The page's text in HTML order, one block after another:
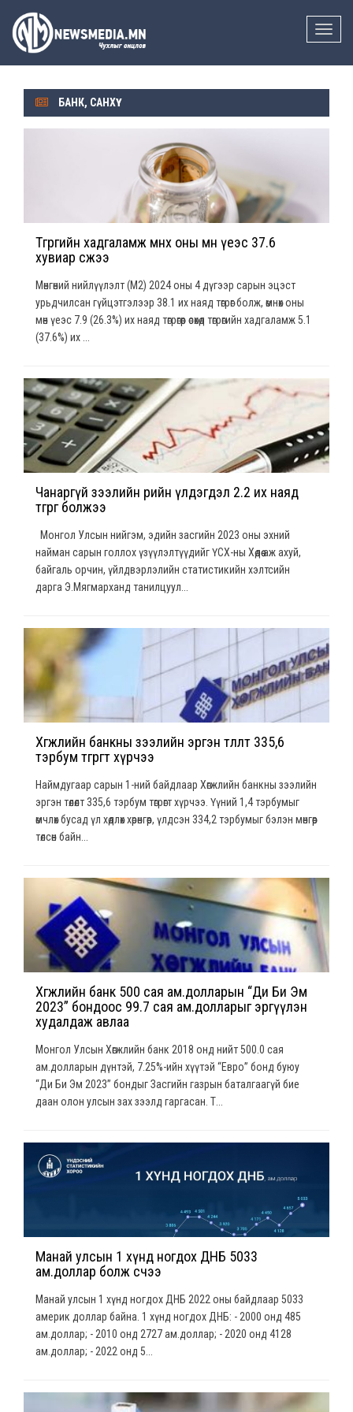
Toggle
БАНК, САНХҮҮ
Төгрөгийн хадгаламж өмнөх оны мөн үеэс 37.6
хувиар өсжээ
Mөнгөний нийлүүлэлт (M2) 2024 оны 4 дүгээр сарын эцэст
урьдчилсан гүйцэтгэлээр 38.1 их наяд төгрөг болж, өмнөх оны
мөн үеэс 7.9 (26.3%) их наяд төгрөгөөр өсөхөд төгрөгийн хадгаламж 5.1
(37.6%) их ...
Чанаргүй зээлийн өрийн үлдэгдэл 2.2 их наяд
төгрөг болжээ
Монгол Улсын нийгэм, эдийн засгийн 2023 оны эхний
найман сарын голлох үзүүлэлтүүдийг ҮСХ-ны Хөдөө аж ахуй,
байгаль орчин, үйлдвэрлэлийн статистикийн хэлтсийн
дарга Э.Мягмарханд танилцуул...
Хөгжлийн банкны зээлийн эргэн төлөлт 335,6
тэрбум төгрөгт хүрчээ
Наймдугаар сарын 1-ний байдлаар Хөгжлийн банкны зээлийн
эргэн төлөлт 335,6 тэрбум төгрөгт хүрчээ. Үүний 1,4 тэрбумыг
өмчлөх бусад үл хөдлөх хөрөнгөөр, үлдсэн 334,2 тэрбумыг бэлэн мөнгөөр
төлсөн байн...
Хөгжлийн банк 500 сая ам.долларын “Ди Би Эм
2023” бондоос 99.7 сая ам.долларыг эргүүлэн
худалдаж авлаа
Монгол Улсын Хөгжлийн банк 2018 онд нийт 500.0 сая
ам.долларын дүнтэй, 7.25%-ийн хүүтэй “Евро” бонд буюу
“Ди Би Эм 2023” бондыг Засгийн газрын баталгаагүй бие
даан олон улсын зах зээлд гаргасан. Т...
Манай улсын 1 хүнд ногдох ДНБ 5033
ам.доллар болж өсчээ
Манай улсын 1 хүнд ногдох ДНБ 2022 оны байдлаар 5033
америк доллар байна. 1 хүнд ногдох ДНБ: - 2000 онд 485
ам.доллар; - 2010 онд 2727 ам.доллар; - 2020 онд 4128
ам.доллар; - 2022 онд 5...